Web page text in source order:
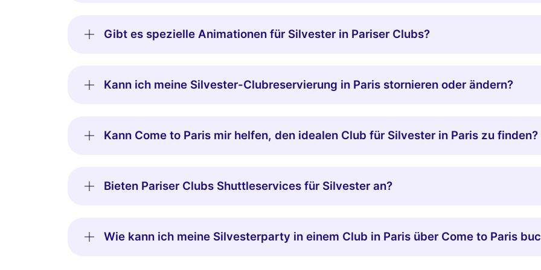
Gibt es spezielle Animationen für Silvester in Pariser Clubs?
Kann ich meine Silvester-Clubreservierung in Paris stornieren oder ändern?
Kann Come to Paris mir helfen, den idealen Club für Silvester in Paris zu finden?
Bieten Pariser Clubs Shuttleservices für Silvester an?
Wie kann ich meine Silvesterparty in einem Club in Paris über Come to Paris